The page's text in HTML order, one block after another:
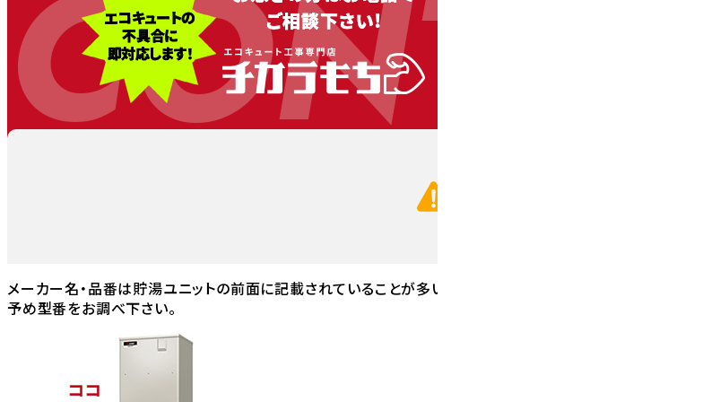
メーカー名・品番は貯湯ユニットの前面に記載されていることが多いです。
予め型番をお調べ下さい。